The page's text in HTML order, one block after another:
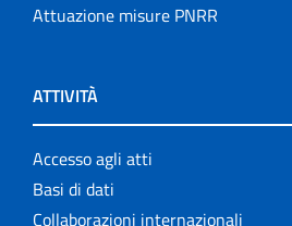
Attuazione misure PNRR
ATTIVITÀ
Accesso agli atti
Basi di dati
Collaborazioni internazionali